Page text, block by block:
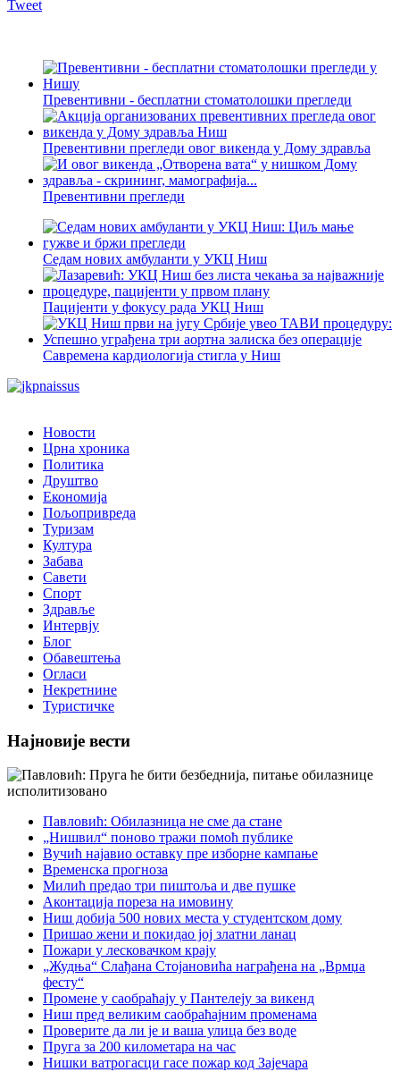
Tweet
Превентивни - бесплатни стоматолошки прегледи
Превентивни прегледи овог викенда у Дому здравља
Превентивни прегледи
Седам нових амбуланти у УКЦ Ниш
Пацијенти у фокусу рада УКЦ Ниш
Савремена кардиологија стигла у Ниш
Новости
Црна хроника
Политика
Друштво
Економија
Пољопривреда
Туризам
Култура
Забава
Савети
Спорт
Здравље
Интервју
Блог
Обавештења
Огласи
Некретнине
Туристичке
Најновије вести
Павловић: Обилазница не сме да стане
„Нишвил“ поново тражи помоћ публике
Вучић најавио оставку пре изборне кампање
Временска прогноза
Милић предао три пиштоља и две пушке
Аконтација пореза на имовину
Ниш добија 500 нових места у студентском дому
Пришао жени и покидао јој златни ланац
Пожари у лесковачком крају
„Жудња“ Слађана Стојановића награђена на „Врмџа
фесту“
Промене у саобраћају у Пантелеју за викенд
Ниш пред великим саобраћајним променама
Проверите да ли је и ваша улица без воде
Пруга за 200 километара на час
Нишки ватрогасци гасе пожар код Зајечара